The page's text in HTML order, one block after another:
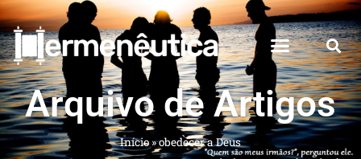
Arquivo de Artigos
Início»obedecer a Deus